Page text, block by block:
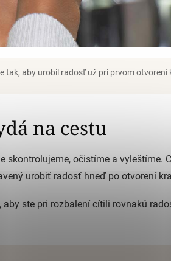
tak, aby urobil radosť už pri prvom otvorení
na cestu
skontrolujeme, očistíme a vyleštíme.
urobiť radosť hneď po otvorení
aby ste pri rozbalení cítili rovnakú